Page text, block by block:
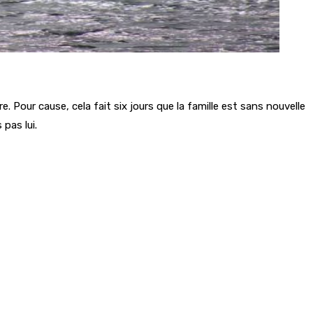
Pour cause, cela fait six jours que la famille est sans nouvelle
lui.